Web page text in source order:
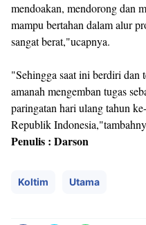
mendoakan, mendorong dan
mampu bertahan dalam alur
sangat berat,"ucapnya.
"Sehingga saat ini berdiri dan
amanah mengemban tugas
paringatan hari ulang tahun
Republik
Penulis : Darson
Koltim Utama